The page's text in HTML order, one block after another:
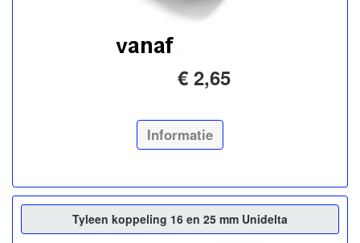
€ 2,65
Informatie
Tyleen koppeling 16 en 25 mm Unidelta